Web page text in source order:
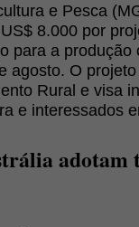
e Pesca
8.000 por
para a
agosto. O
Rural e visa
e interessados
adotam